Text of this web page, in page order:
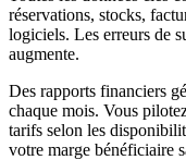
réservations, stocks,
logiciels. Les erreurs de
augmente.
Des rapports financiers
chaque mois. Vous
tarifs selon les
votre marge bénéficiaire